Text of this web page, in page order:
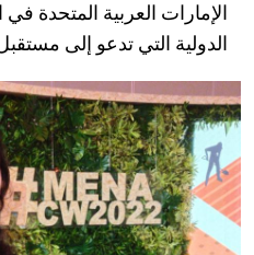
الإمارات العربية المتحدة في
الدولية التي تدعو إلى